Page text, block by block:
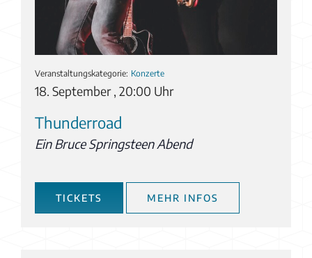
18. September , 20:00 Uhr
Veranstaltungskategorie: Konzerte
Thunderroad
Ein Bruce Springsteen Abend
TICKETS MEHR INFOS